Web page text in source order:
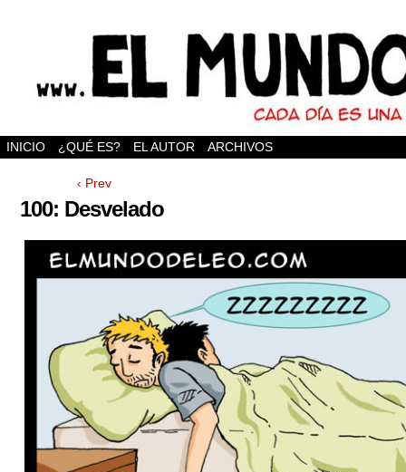
INICIO ¿QUÉ ES? EL AUTOR ARCHIVOS
‹ Prev
100: Desvelado